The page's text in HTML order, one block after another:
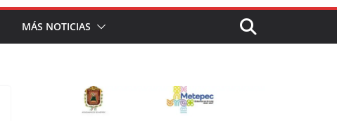
MÁS NOTICIAS